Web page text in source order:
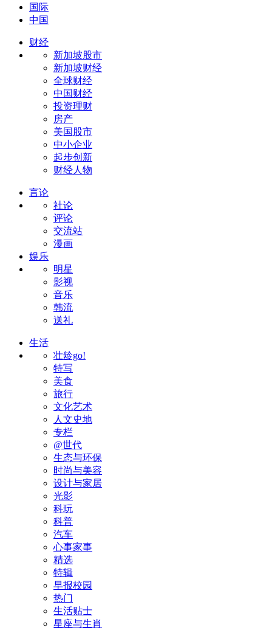
国际
中国
财经
新加坡股市
新加坡财经
全球财经
中国财经
投资理财
房产
美国股市
中小企业
起步创新
财经人物
言论
社论
评论
交流站
漫画
娱乐
明星
影视
音乐
韩流
送礼
生活
壮龄go!
特写
美食
旅行
文化艺术
人文史地
专栏
@世代
生态与环保
时尚与美容
设计与家居
光影
科玩
科普
汽车
心事家事
精选
特辑
早报校园
热门
生活贴士
星座与生肖